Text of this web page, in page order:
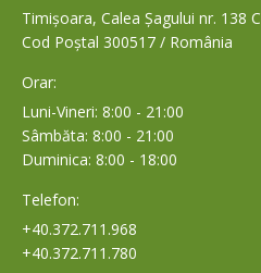
Timișoara, Calea Șagului nr. 138 C
Cod Poștal 300517 / România
Orar:
Luni-Vineri: 8:00 - 21:00
Sâmbăta: 8:00 - 21:00
Duminica: 8:00 - 18:00
Telefon:
+40.372.711.968
+40.372.711.780